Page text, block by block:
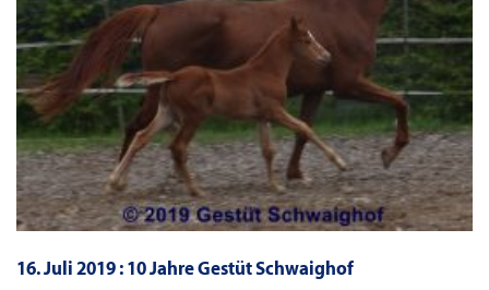
16. Juli 2019 : 10 Jahre Gestüt Schwaighof